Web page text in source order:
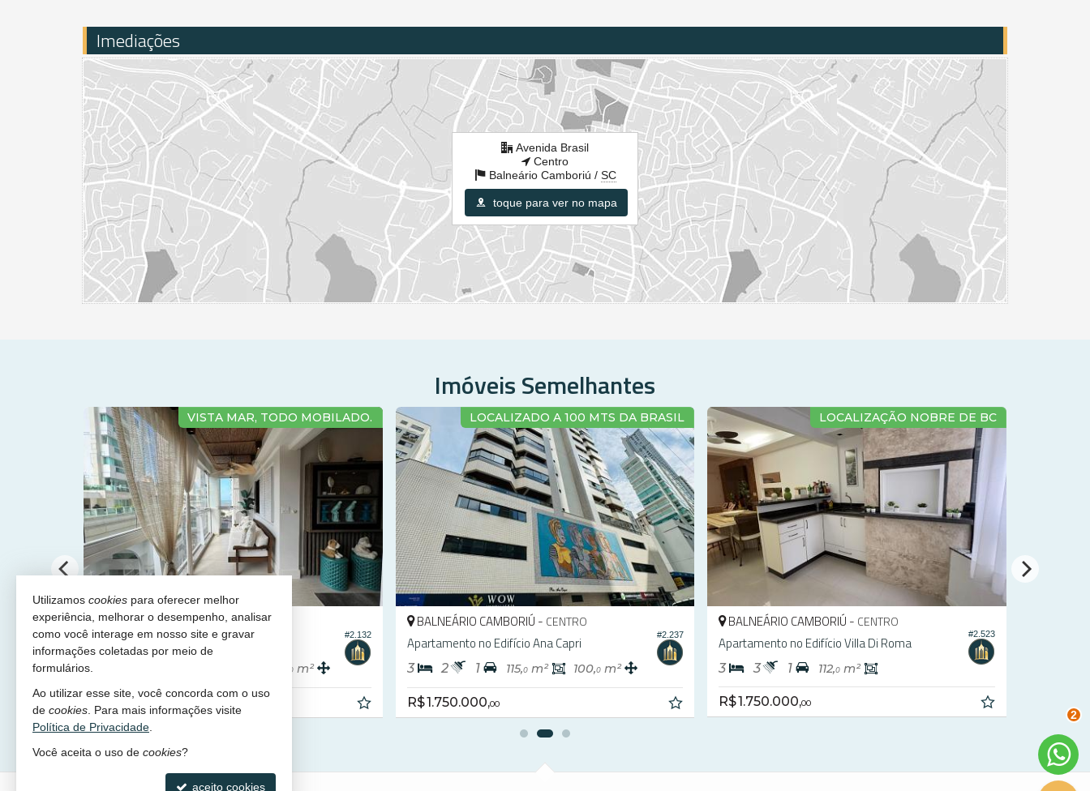
Imediações
Avenida Brasil
Centro
Balneário Camboriú / SC
toque para ver no mapa
Imóveis Semelhantes
VISTA MAR, TODO MOBILADO.
BALNEÁRIO CAMBORIÚ -CENTRO
Apartamento no Edifício Alliança
3 2
R$ 2.480.000,
LOCALIZADO A 100 MTS DA BRASIL
BALNEÁRIO CAMBORIÚ -CENTRO
Apartamento no Edifício Ana Capri
3 1 115,0 m² 100,0m²
R$ 1.750.000, 00
LOCALIZAÇÃO NOBRE DE BC
BALNEÁRIO CAMBORIÚ -CENTRO
Apartamento no Edifício Villa Di Roma
3 1 112,0 m²
R$ 1.750.000, 00
Apartamento no
3
R$ 1.690.000,
2
Utilizamos cookies para oferecer melhor
experiência, melhorar o desempenho, analisar
como você interage em nosso site e gravar
informações coletadas por meio de
formulários.
Ao utilizar esse site, você concorda com o uso
de cookies . Para mais informações visite
Política de Privacidade
Você aceita o uso de cookies?
aceito cookies